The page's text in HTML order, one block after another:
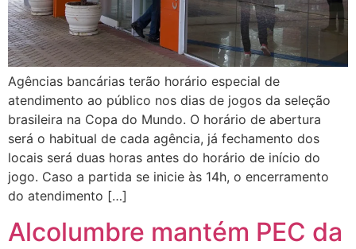
Agências bancárias terão horário especial de
atendimento ao público nos dias de jogos da seleção
brasileira na Copa do Mundo. O horário de abertura
será o habitual de cada agência, já fechamento dos
locais será duas horas antes do horário de início do
jogo. Caso a partida se inicie às 14h, o encerramento
do atendimento […]
Alcolumbre mantém PEC da